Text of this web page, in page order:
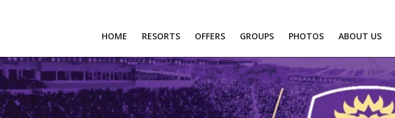
HOME RESORTS OFFERS GROUPS PHOTOS ABOUT US
RESORTS
OFFERS
GROUPS